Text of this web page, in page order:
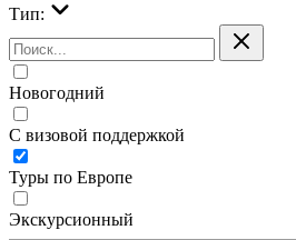
Тип:
Новогодний
С визовой поддержкой
Туры по Европе
Экскурсионный